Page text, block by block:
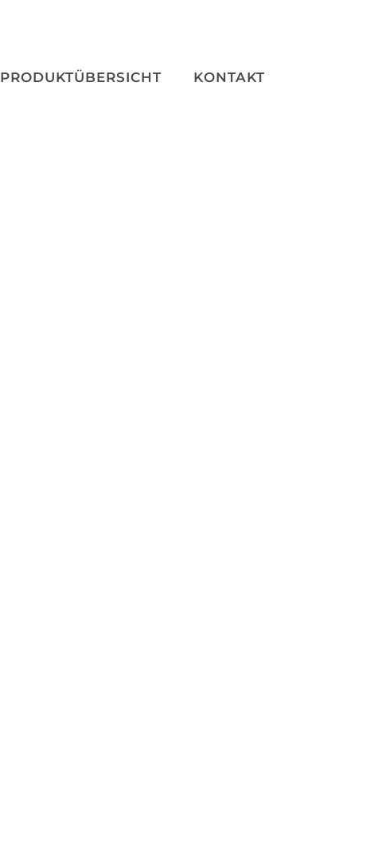
PRODUKTÜBERSICHT KONTAKT